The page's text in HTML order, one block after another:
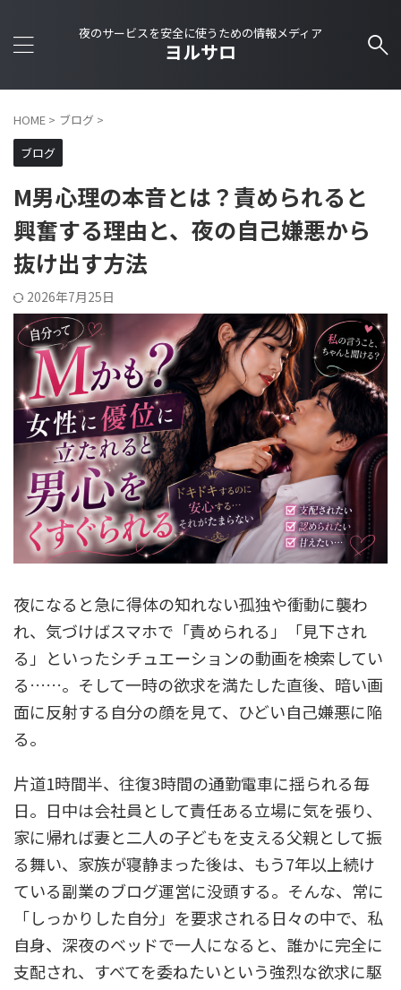
夜のサービスを安全に使うための情報メディア
ヨルサロ
HOME > ブログ >
ブログ
M男心理の本音とは？責められると
興奮する理由と、夜の自己嫌悪から
抜け出す方法
2026年7月25日
夜になると急に得体の知れない孤独や衝動に襲わ
れ、気づけばスマホで「責められる」「見下され
る」といったシチュエーションの動画を検索してい
る……。そして一時の欲求を満たした直後、暗い画
面に反射する自分の顔を見て、ひどい自己嫌悪に陥
る。
片道1時間半、往復3時間の通勤電車に揺られる毎
日。日中は会社員として責任ある立場に気を張り、
家に帰れば妻と二人の子どもを支える父親として振
る舞い、家族が寝静まった後は、もう7年以上続け
ている副業のブログ運営に没頭する。そんな、常に
「しっかりした自分」を要求される日々の中で、私
自身、深夜のベッドで一人になると、誰かに完全に
支配され、すべてを委ねたいという強烈な欲求に駆